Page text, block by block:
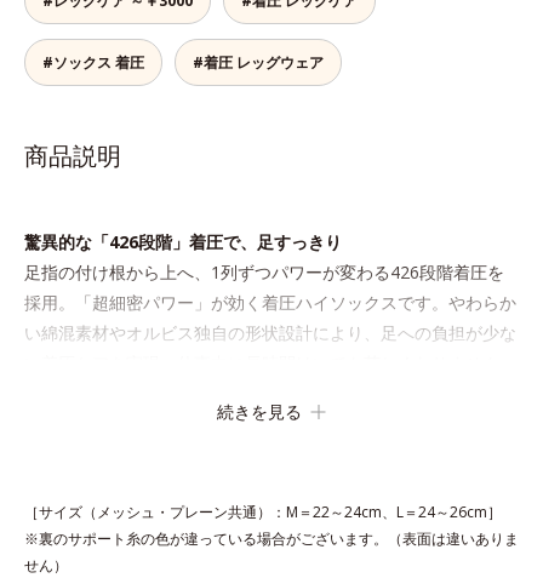
#ソックス 着圧 #着圧 レッグウェア
商品説明
驚異的な「426段階」着圧で、足すっきり
足指の付け根から上へ、1列ずつパワーが変わる426段階着圧を
採用。「超細密パワー」が効く着圧ハイソックスです。やわらか
い綿混素材やオルビス独自の形状設計により、足への負担が少な
続きを見る
［サイズ（メッシュ・プレーン共通）：M＝22～24cm、L＝24～26cm］
※裏のサポート糸の色が違っている場合がございます。（表面は違いありま
せん）